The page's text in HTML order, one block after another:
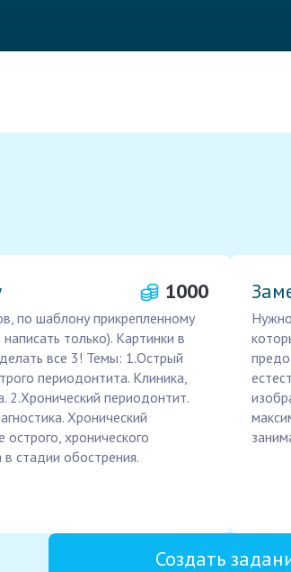
1000
по шаблону прикрепленному
только). Картинки в
все 3! Темы: 1.Острый
периодонтита. Клиника,
2.Хронический периодонтит.
Хронический
хронического
стадии обострения.
Создать